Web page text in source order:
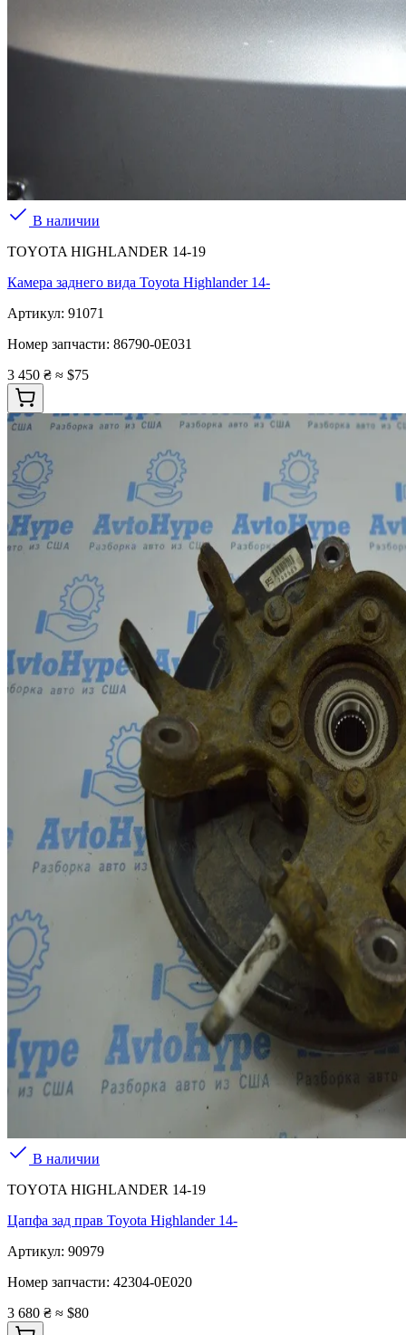
В наличии
TOYOTA HIGHLANDER 14-19
Камера заднего вида Toyota Highlander 14-
Артикул: 91071
Номер запчасти: 86790-0E031
3 450 ₴ ≈ $75
В наличии
TOYOTA HIGHLANDER 14-19
Цапфа зад прав Toyota Highlander 14-
Артикул: 90979
Номер запчасти: 42304-0E020
3 680 ₴ ≈ $80